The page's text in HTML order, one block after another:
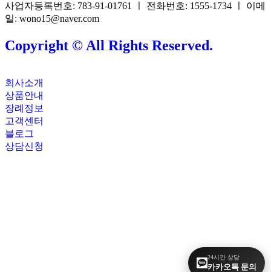
24시간 상담
카카오톡 문의
사업자등록번호: 783-91-01761 ㅣ 전화번호: 1555-1734 ㅣ 이메
일: wono15@naver.com
Copyright © All Rights Reserved.
회사소개
상품안내
장례정보
고객센터
블로그
상담신청